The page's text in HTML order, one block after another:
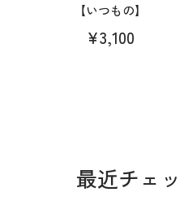
【いつもの】
¥3,100
最近チェ